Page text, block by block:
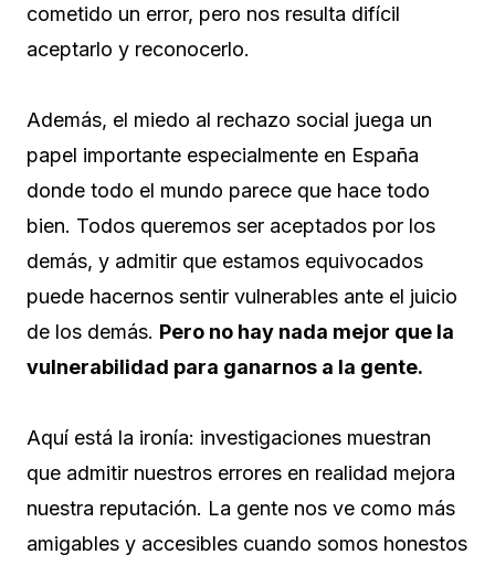
cometido un error, pero nos resulta difícil
aceptarlo y reconocerlo.
Además, el miedo al rechazo social juega un
papel importante especialmente en España
donde todo el mundo parece que hace todo
bien. Todos queremos ser aceptados por los
demás, y admitir que estamos equivocados
puede hacernos sentir vulnerables ante el juicio
de los demás. Pero no hay nada mejor que la
vulnerabilidad para ganarnos a la gente.
Aquí está la ironía: investigaciones muestran
que admitir nuestros errores en realidad mejora
nuestra reputación. La gente nos ve como más
amigables y accesibles cuando somos honestos